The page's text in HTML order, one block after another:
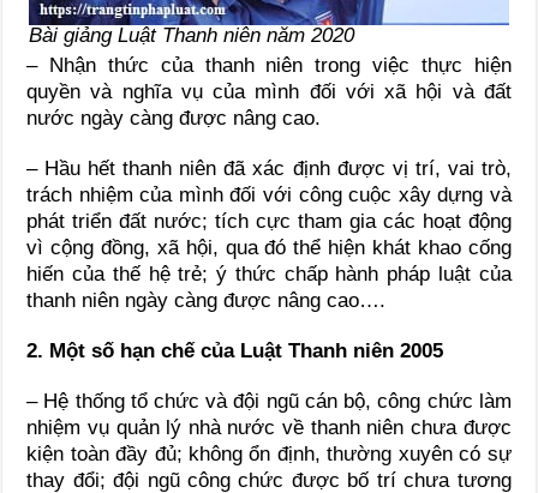
Bài giảng Luật Thanh niên năm 2020
– Nhận thức của thanh niên trong việc thực hiện
quyền và nghĩa vụ của mình đối với xã hội và đất
nước ngày càng được nâng cao.
– Hầu hết thanh niên đã xác định được vị trí, vai trò,
trách nhiệm của mình đối với công cuộc xây dựng và
phát triển đất nước; tích cực tham gia các hoạt động
vì cộng đồng, xã hội, qua đó thể hiện khát khao cống
hiến của thế hệ trẻ; ý thức chấp hành pháp luật của
thanh niên ngày càng được nâng cao….
2. Một số hạn chế của Luật Thanh niên 2005
– Hệ thống tổ chức và đội ngũ cán bộ, công chức làm
nhiệm vụ quản lý nhà nước về thanh niên chưa được
kiện toàn đầy đủ; không ổn định, thường xuyên có sự
thay đổi; đội ngũ công chức được bố trí chưa tương